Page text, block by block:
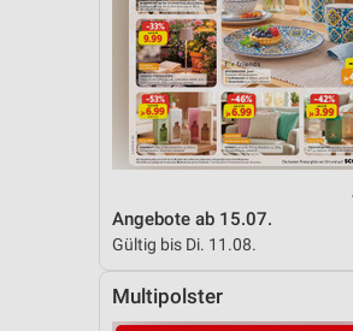
Angebote ab 15.07.
Gültig bis Di. 11.08.
Multipolster
Messung der Performance von Inhalten
Analyse von Zielgruppen durch
Entwicklung und Verbesserung der
Verwendung reduzierter Daten zur
IAB-Besonderheiten:
Geräte anhand von aktiv angeforderten